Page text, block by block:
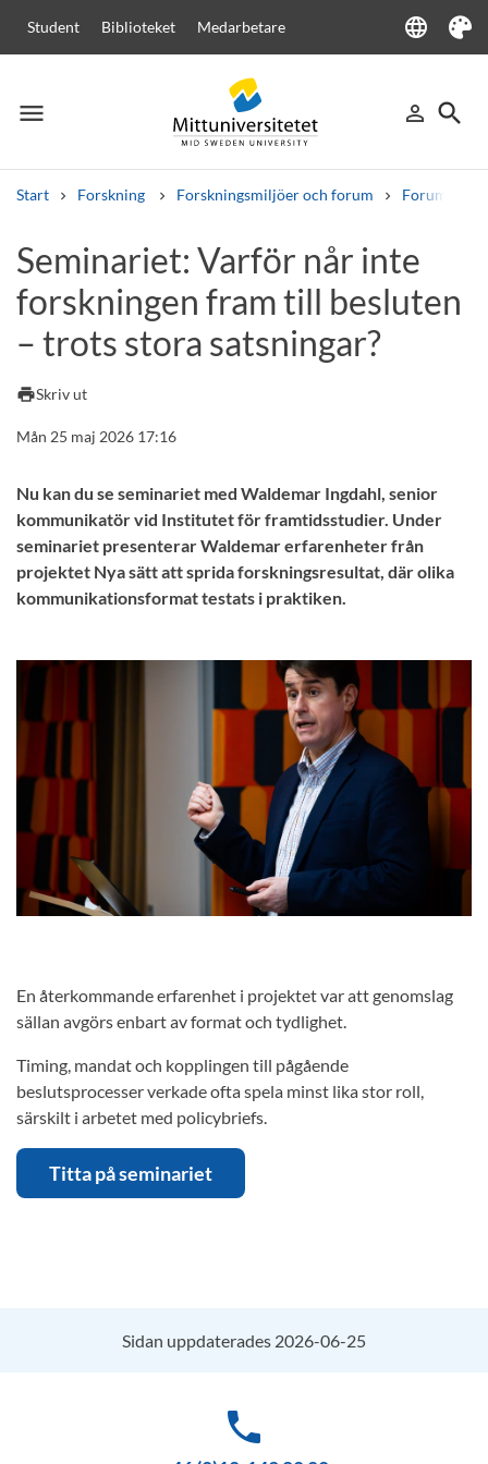
Student Biblioteket Medarbetare language
Language
Tema
menu
Meny person_outline
Logga in
search
Sök
Start Forskning Forskningsmiljöer och forum Forum för
Andra söktjänster
Kurser och program KursplanerVälkomstbrevPersonal
Lediga jobb
Seminariet: Varför når inte
forskningen fram till besluten
– trots stora satsningar?
printSkriv ut
Mån 25 maj 2026 17:16
Nu kan du se seminariet med Waldemar Ingdahl, senior
kommunikatör vid Institutet för framtidsstudier. Under
seminariet presenterar Waldemar erfarenheter från
projektet Nya sätt att sprida forskningsresultat, där olika
kommunikationsformat testats i praktiken.
En återkommande erfarenhet i projektet var att genomslag
sällan avgörs enbart av format och tydlighet.
Timing, mandat och kopplingen till pågående
beslutsprocesser verkade ofta spela minst lika stor roll,
särskilt i arbetet med policybriefs.
Titta på seminariet
Sidan uppdaterades 2026-06-25
phone